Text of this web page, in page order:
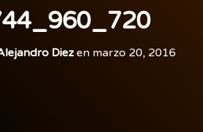
Diezen marzo 20, 2016